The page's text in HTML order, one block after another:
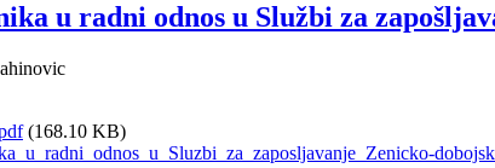
u radni odnos u Službi za
(168.10 KB)